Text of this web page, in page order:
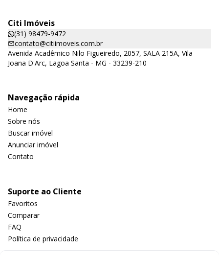
Citi Imóveis
(31) 98479-9472
contato@citiimoveis.com.br
Avenida Acadêmico Nilo Figueiredo, 2057, SALA 215A, Vila
Joana D'Arc, Lagoa Santa - MG - 33239-210
Navegação rápida
Home
Sobre nós
Buscar imóvel
Anunciar imóvel
Contato
Suporte ao Cliente
Favoritos
Comparar
FAQ
Política de privacidade